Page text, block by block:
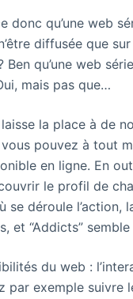
donc qu’une web
diffusée que
qu’une web
mais pas que…
la place à de
pouvez à tout
en ligne. En
le profil de
se déroule
et “Addicts”
du web :
exemple suivre